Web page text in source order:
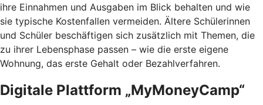
ihre Einnahmen und Ausgaben im Blick behalten und wie
sie typische Kostenfallen vermeiden. Ältere Schülerinnen
und Schüler beschäftigen sich zusätzlich mit Themen, die
zu ihrer Lebensphase passen – wie die erste eigene
Wohnung, das erste Gehalt oder Bezahlverfahren.
Digitale Plattform „MyMoneyCamp“